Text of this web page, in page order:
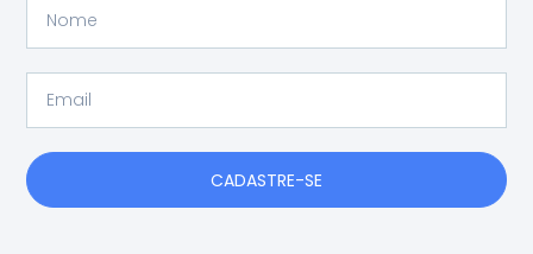
CADASTRE-SE